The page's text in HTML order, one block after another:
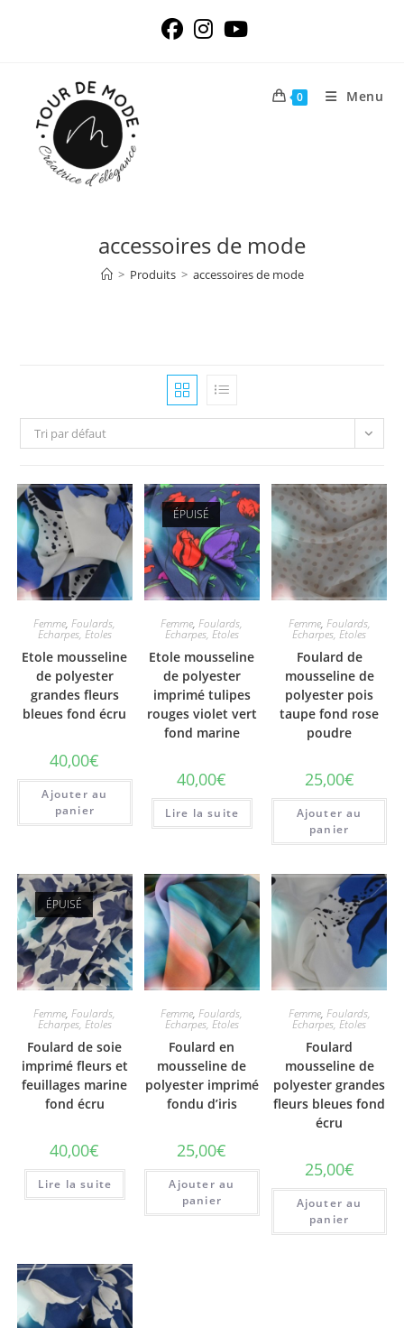
0 Menu
accessoires de mode
> Produits > accessoires de mode
Tri par défaut
Femme,Foulards,
Echarpes, Etoles
Etole mousseline
de polyester
grandes fleurs
bleues fond écru
40,00€
Ajouter au
panier
ÉPUISÉ
Femme,Foulards,
Echarpes, Etoles
Etole mousseline
de polyester
imprimé tulipes
rouges violet vert
fond marine
40,00€
Lire la suite
Femme, Foulards,
Echarpes, Etoles
Foulard de
mousseline de
polyester pois
taupe fond rose
poudre
25,00€
Ajouter au
panier
ÉPUISÉ
Femme,Foulards,
Echarpes, Etoles
Foulard de soie
imprimé fleurs et
feuillages marine
fond écru
40,00€
Lire la suite
Femme,Foulards,
Echarpes, Etoles
Foulard en
mousseline de
polyester imprimé
fondu d’iris
25,00€
Ajouter au
panier
Femme, Foulards,
Echarpes, Etoles
Foulard
mousseline de
polyester grandes
fleurs bleues fond
écru
25,00€
Ajouter au
panier